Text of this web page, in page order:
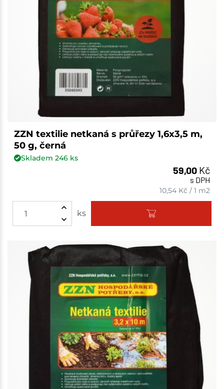
ZZN textilie netkaná s průřezy 1,6x3,5 m,
50 g, černá
Skladem 246ks
59,00 Kč
s DPH
10,54 Kč /1 m2
ks